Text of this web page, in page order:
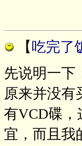
【吃完了
先说明一下
原来并没有
有VCD碟，
宜，而且我